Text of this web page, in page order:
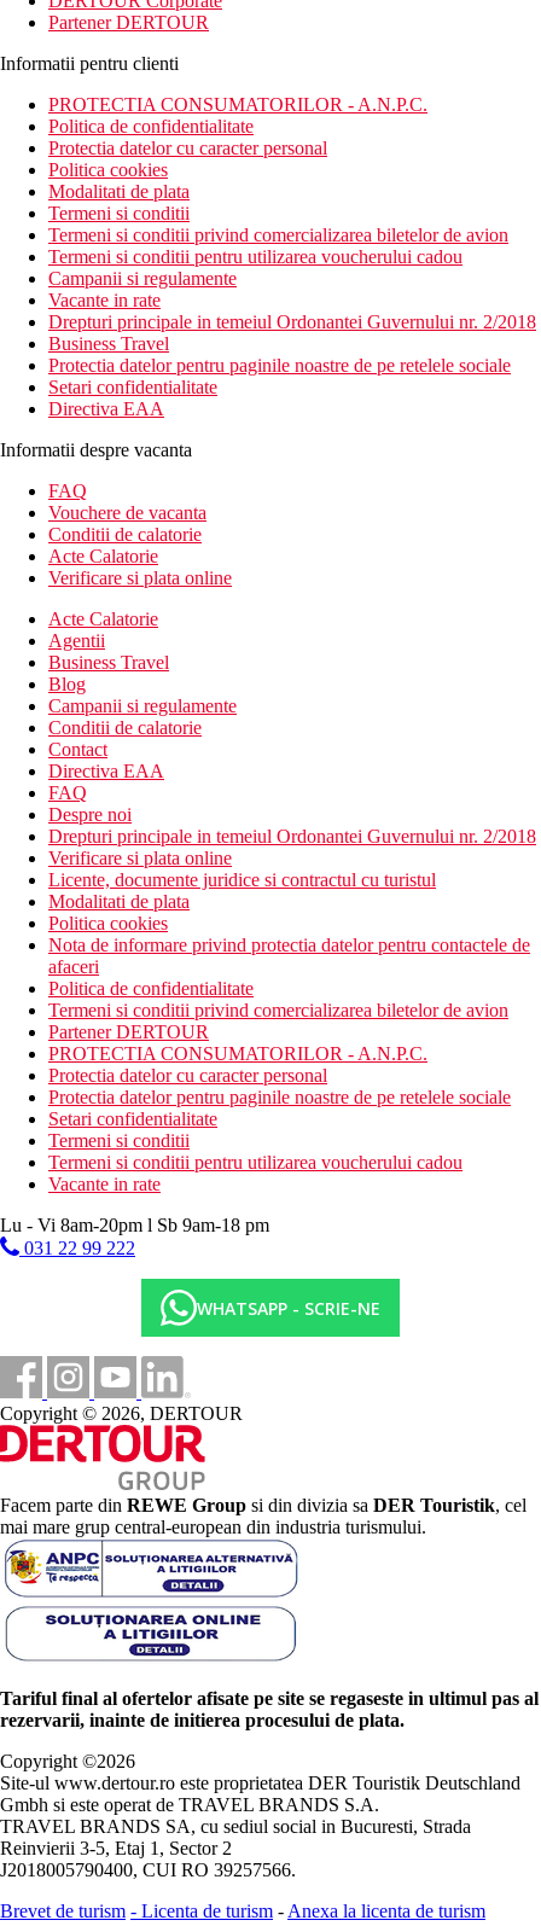
Partener DERTOUR
Informatii pentru clienti
PROTECTIA CONSUMATORILOR - A.N.P.C.
Politica de confidentialitate
Protectia datelor cu caracter personal
Politica cookies
Modalitati de plata
Termeni si conditii
Termeni si conditii privind comercializarea biletelor de avion
Termeni si conditii pentru utilizarea voucherului cadou
Campanii si regulamente
Vacante in rate
Drepturi principale in temeiul Ordonantei Guvernului nr. 2/2018
Business Travel
Protectia datelor pentru paginile noastre de pe retelele sociale
Setari confidentialitate
Directiva EAA
Informatii despre vacanta
FAQ
Vouchere de vacanta
Conditii de calatorie
Acte Calatorie
Verificare si plata online
Acte Calatorie
Agentii
Business Travel
Blog
Campanii si regulamente
Conditii de calatorie
Contact
Directiva EAA
FAQ
Despre noi
Drepturi principale in temeiul Ordonantei Guvernului nr. 2/2018
Verificare si plata online
Licente, documente juridice si contractul cu turistul
Modalitati de plata
Politica cookies
Nota de informare privind protectia datelor pentru contactele de
afaceri
Politica de confidentialitate
Termeni si conditii privind comercializarea biletelor de avion
Partener DERTOUR
PROTECTIA CONSUMATORILOR - A.N.P.C.
Protectia datelor cu caracter personal
Protectia datelor pentru paginile noastre de pe retelele sociale
Setari confidentialitate
Termeni si conditii
Termeni si conditii pentru utilizarea voucherului cadou
Vacante in rate
Lu - Vi 8am-20pm l Sb 9am-18 pm
031 22 99 222
WHATSAPP - SCRIE-NE
Copyright © 2026, DERTOUR
Facem parte din REWE Group si din divizia sa DER Touristik, cel
mai mare grup central-european din industria turismului.
Tariful final al ofertelor afisate pe site se regaseste in ultimul pas al
rezervarii, inainte de initierea procesului de plata.
Copyright ©2026
Site-ul www.dertour.ro este proprietatea DER Touristik Deutschland
Gmbh si este operat de TRAVEL BRANDS S.A.
TRAVEL BRANDS SA, cu sediul social in Bucuresti, Strada
Reinvierii 3-5, Etaj 1, Sector 2
J2018005790400, CUI RO 39257566.
Brevet de turism - Licenta de turism - Anexa la licenta de turism